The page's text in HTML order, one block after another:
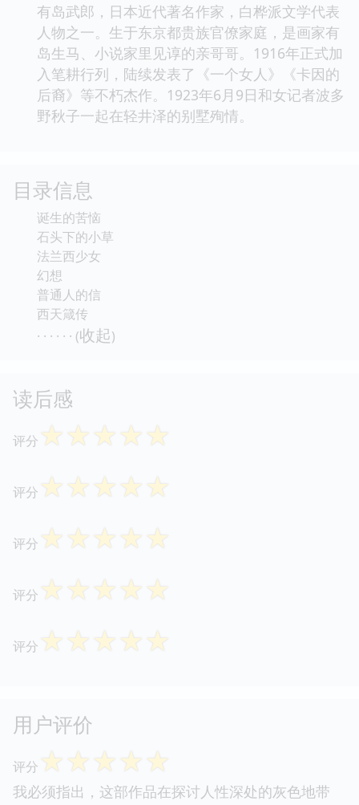
有岛武郎，日本近代著名作家，白桦派文学代表
人物之一。生于东京都贵族官僚家庭，是画家有
岛生马、小说家里见谆的亲哥哥。1916年正式加
入笔耕行列，陆续发表了《一个女人》《卡因的
后裔》等不朽杰作。1923年6月9日和女记者波多
野秋子一起在轻井泽的别墅殉情。
目录信息
诞生的苦恼
石头下的小草
法兰西少女
幻想
普通人的信
西天箴传
· · · · · · (收起)
读后感
评分 ☆☆☆☆☆
评分 ☆☆☆☆☆
评分 ☆☆☆☆☆
评分 ☆☆☆☆☆
评分 ☆☆☆☆☆
用户评价
评分 ☆☆☆☆☆
我必须指出，这部作品在探讨人性深处的灰色地带